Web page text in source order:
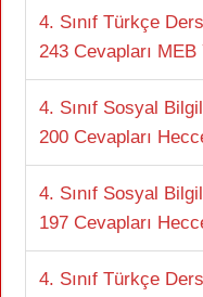
4. Sınıf Türkçe
243 Cevapları MEB
4. Sınıf Sosyal
200 Cevapları
4. Sınıf Sosyal
197 Cevapları
4. Sınıf Türkçe